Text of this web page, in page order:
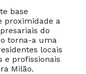
base
proximidade a
do
torna-a uma
locais
e profissionais
Milão.